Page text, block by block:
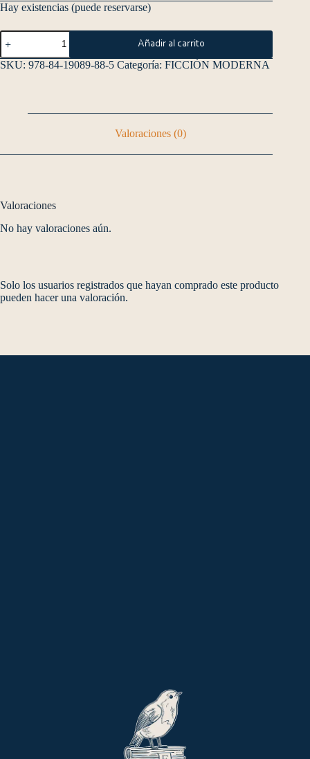
Hay existencias (puede reservarse)
Añadir al carrito
SKU: 978-84-19089-88-5 Categoría: FICCIÓN MODERNA
Valoraciones (0)
Valoraciones
No hay valoraciones aún.
Solo los usuarios registrados que hayan comprado este producto
pueden hacer una valoración.